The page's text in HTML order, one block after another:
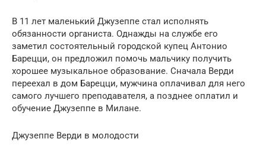
В 11 лет маленький Джузеппе стал исполнять
обязанности органиста. Однажды на службе его
заметил состоятельный городской купец Антонио
Барецци, он предложил помочь мальчику получить
хорошее музыкальное образование. Сначала Верди
переехал в дом Барецци, мужчина оплачивал для него
самого лучшего преподавателя, а позднее оплатил и
обучение Джузеппе в Милане.
Джузеппе Верди в молодости